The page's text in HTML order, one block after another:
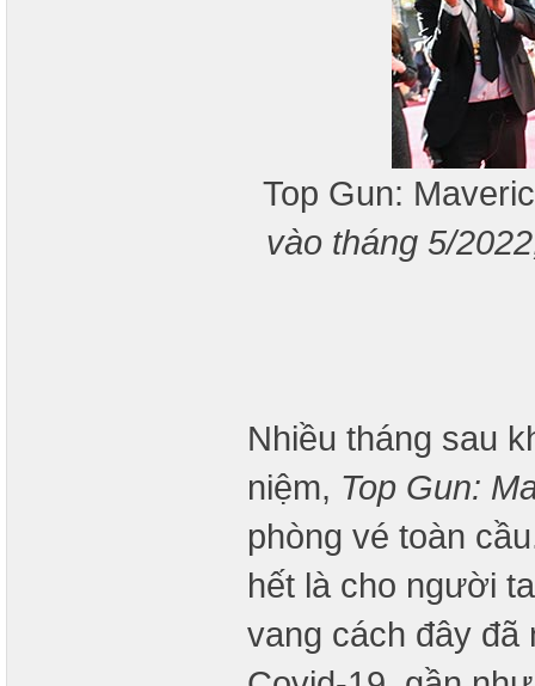
Top Gun:
vào tháng 5/
Nhiều tháng sau
niệm, Top Gun:
phòng vé toàn
hết là cho người
vang cách đây đã